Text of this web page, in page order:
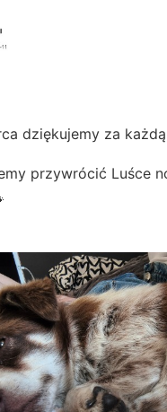
dziękujemy za
przywrócić Luśce